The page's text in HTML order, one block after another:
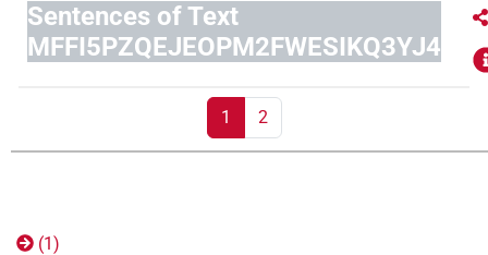
Sentences of Text
MFFI5PZQEJEOPM2FWESIKQ3YJ4
1 2
(1)